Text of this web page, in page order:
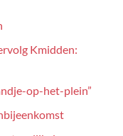
Kmidden:
op-het-plein”